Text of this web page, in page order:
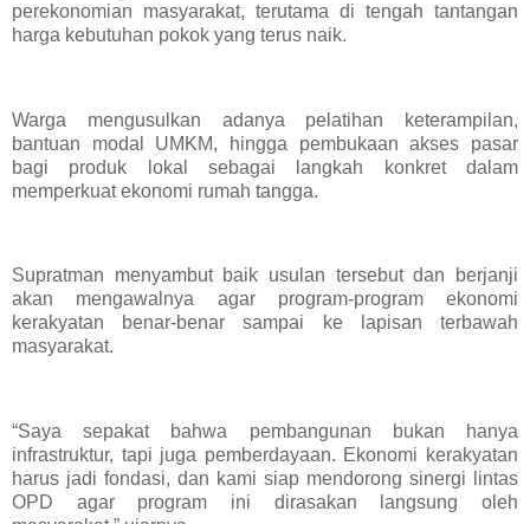
perekonomian masyarakat, terutama di tengah tantangan
harga kebutuhan pokok yang terus naik.
Warga mengusulkan adanya pelatihan keterampilan,
bantuan modal UMKM, hingga pembukaan akses pasar
bagi produk lokal sebagai langkah konkret dalam
memperkuat ekonomi rumah tangga.
Supratman menyambut baik usulan tersebut dan berjanji
akan mengawalnya agar program-program ekonomi
kerakyatan benar-benar sampai ke lapisan terbawah
masyarakat.
“Saya sepakat bahwa pembangunan bukan hanya
infrastruktur, tapi juga pemberdayaan. Ekonomi kerakyatan
harus jadi fondasi, dan kami siap mendorong sinergi lintas
OPD agar program ini dirasakan langsung oleh